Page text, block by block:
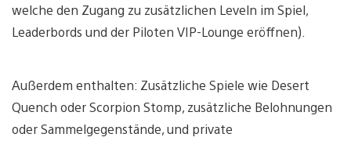
welche den Zugang zu zusätzlichen Leveln im Spiel,
Leaderbords und der Piloten VIP-Lounge eröffnen).
Außerdem enthalten: Zusätzliche Spiele wie Desert
Quench oder Scorpion Stomp, zusätzliche Belohnungen
oder Sammelgegenstände, und private